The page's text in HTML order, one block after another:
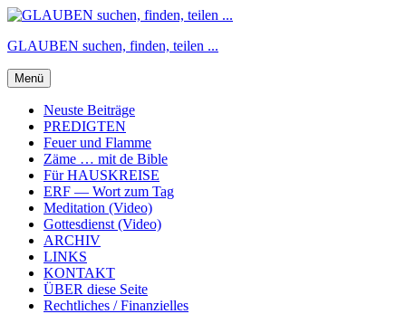
Zum
springen
GLAUBEN suchen, finden, teilen ...
Menü
Neuste Beiträge
PREDIGTEN
Feuer und Flamme
Zäme … mit de Bible
Für HAUSKREISE
ERF — Wort zum Tag
Meditation (Video)
Gottesdienst (Video)
ARCHIV
LINKS
KONTAKT
ÜBER diese Seite
Rechtliches / Finanzielles